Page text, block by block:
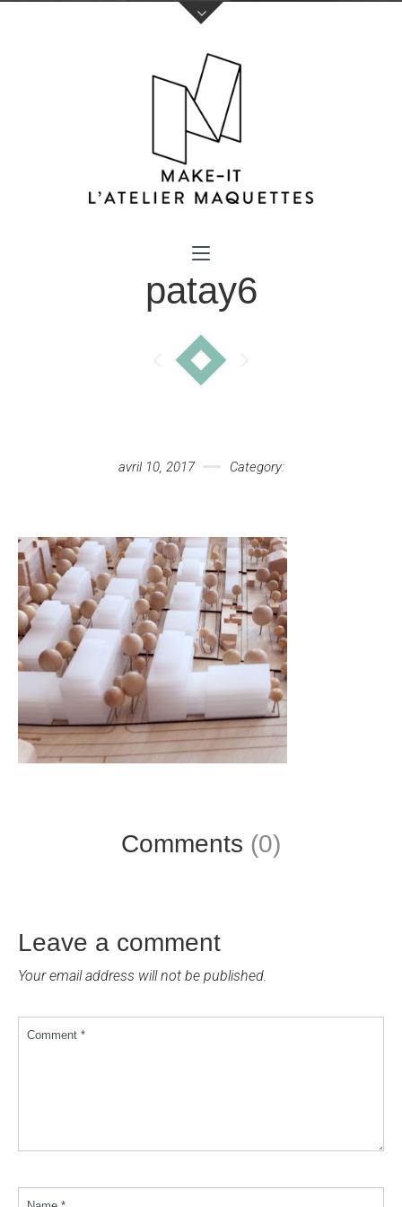
Votre nom (obligatoire)
Votre e-mail (obligatoire)patay6
avril 10, 2017 Category:
Comments (0)
Leave a comment
Your email address will not be published.
Comment *